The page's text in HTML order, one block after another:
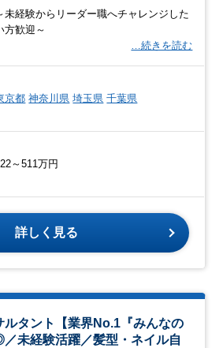
未経験からリーダー職へチャレンジした
方歓迎～
…続きを読む
京都 神奈川県 埼玉県 千葉県
～511万円
詳しく見る
ルタント【業界No.1『みんなの
未経験活躍／髪型・ネイル自